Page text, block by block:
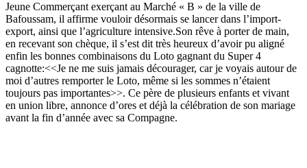
Jeune Commerçant exerçant au Marché « B » de la ville de
Bafoussam, il affirme vouloir désormais se lancer dans l’import-
export, ainsi que l’agriculture intensive.Son rêve à porter de main,
en recevant son chèque, il s’est dit très heureux d’avoir pu aligné
enfin les bonnes combinaisons du Loto gagnant du Super 4
cagnotte:<<Je ne me suis jamais décourager, car je voyais autour de
moi d’autres remporter le Loto, même si les sommes n’étaient
toujours pas importantes>>. Ce père de plusieurs enfants et vivant
en union libre, annonce d’ores et déjà la célébration de son mariage
avant la fin d’année avec sa Compagne.